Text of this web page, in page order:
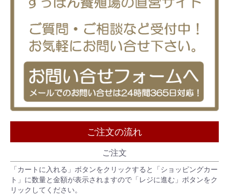
ご注文の流れ
ご注文
「カートに入れる」ボタンをクリックすると「ショッピングカー
ト」に数量と金額が表示されますので「レジに進む」ボタンをク
リックしてください。